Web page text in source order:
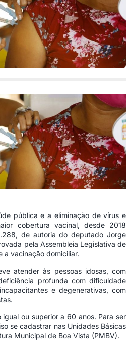
pública e a eliminação de vírus e
cobertura vacinal, desde 2018
de autoria do deputado Jorge
pela Assembleia Legislativa de
a vacinação domiciliar.
atender às pessoas idosas, com
profunda com dificuldade
e degenerativas, com
ou superior a 60 anos. Para ser
se cadastrar nas Unidades Básicas
Municipal de Boa Vista (PMBV).